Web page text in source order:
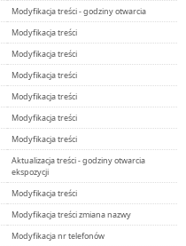
Modyfikacja treści - godziny otwarcia
Modyfikacja treści
Modyfikacja treści
Modyfikacja treści
Modyfikacja treści
Modyfikacja treści
Modyfikacja treści
Aktualizacja treści - godziny otwarcia
ekspozycji
Modyfikacja treści
Modyfikacja treści zmiana nazwy
Modyfikacja nr telefonów